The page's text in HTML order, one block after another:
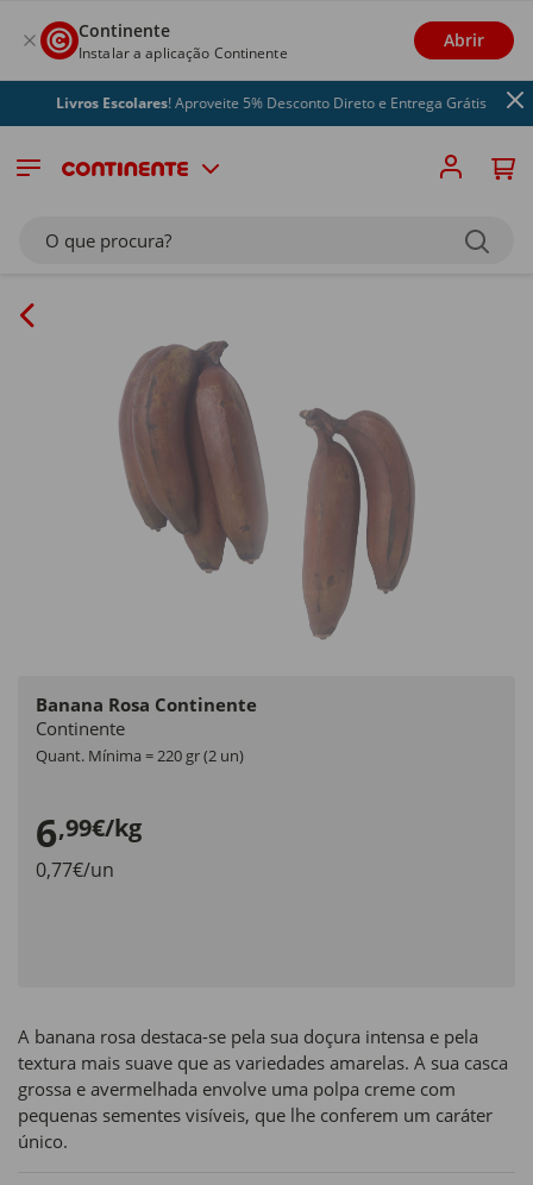
Continente
Instalar a aplicação Continente
Abrir
Livros Escolares! Aproveite 5% Desconto Direto e Entrega Grátis
O que procura?
Banana Rosa Continente
Continente
Quant. Mínima = 220 gr (2 un)
6,99€/kg
0,77€/un
A banana rosa destaca-se pela sua doçura intensa e pela
textura mais suave que as variedades amarelas. A sua casca
grossa e avermelhada envolve uma polpa creme com
pequenas sementes visíveis, que lhe conferem um caráter
único.